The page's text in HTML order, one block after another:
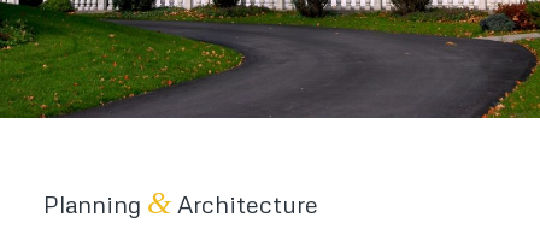
Planning &Architecture